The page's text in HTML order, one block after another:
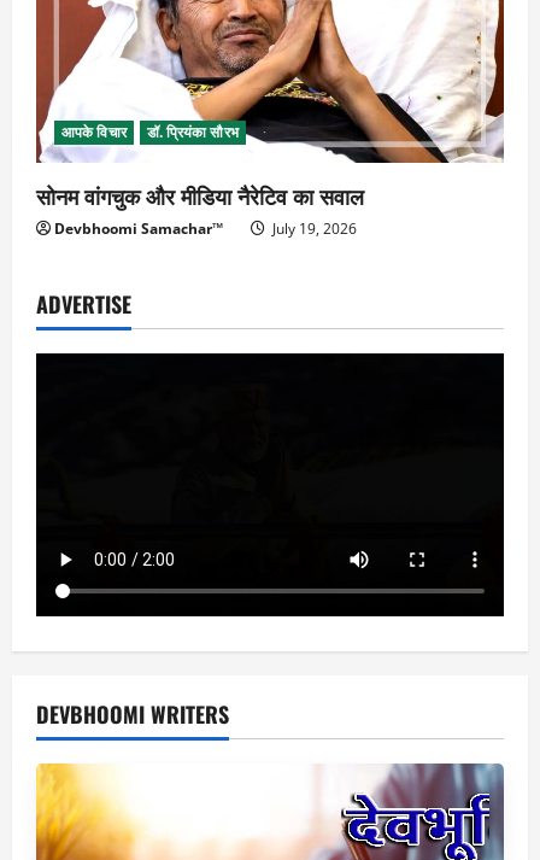
आपके विचार डॉ. प्रियंका सौरभ
सोनम वांगचुक और मीडिया नैरेटिव का सवाल
Devbhoomi Samachar™ July 19, 2026
ADVERTISE
DEVBHOOMI WRITERS